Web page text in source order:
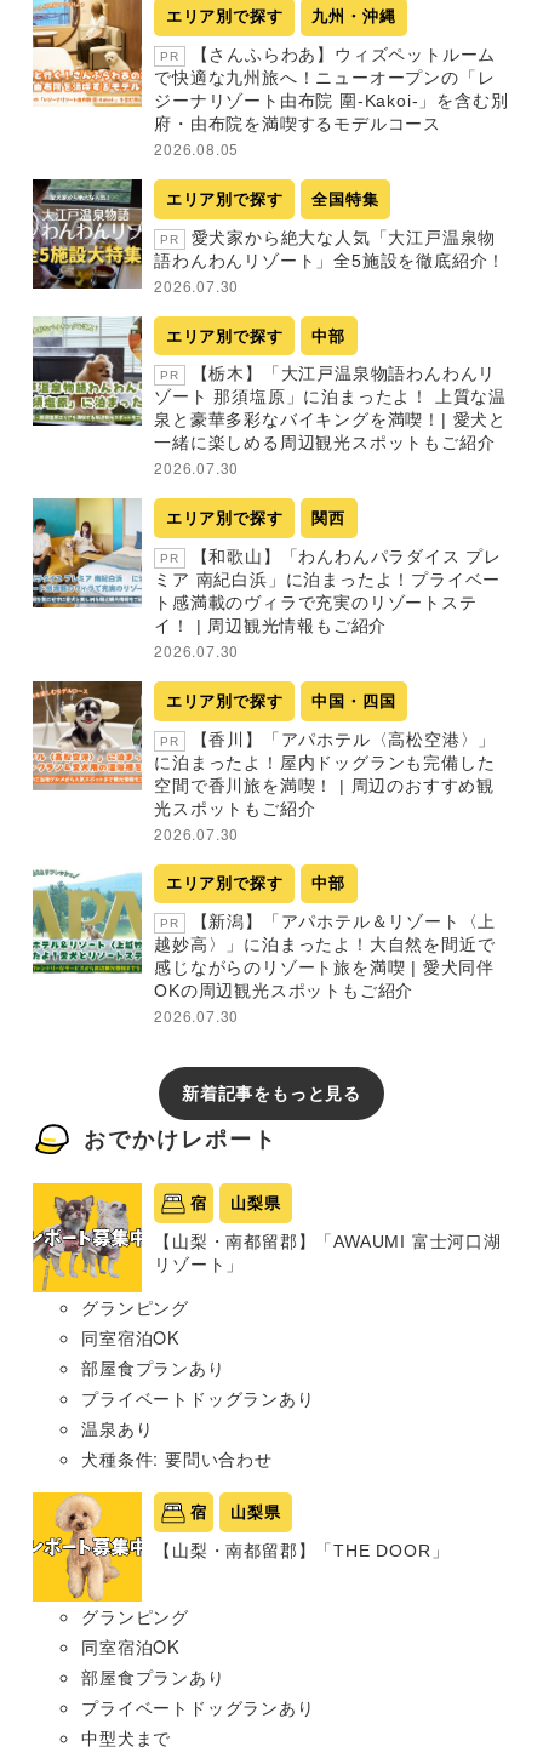
エリア別で探す 九州・沖縄
PR
【さんふらわあ】ウィズペットルーム
で快適な九州旅へ！ニューオープンの「レ
ジーナリゾート由布院 圍-Kakoi-」を含む別
府・由布院を満喫するモデルコース
2026.08.05
エリア別で探す 全国特集
PR
愛犬家から絶大な人気「大江戸温泉物
語わんわんリゾート」全5施設を徹底紹介！
2026.07.30
エリア別で探す 中部
PR
【栃木】「大江戸温泉物語わんわんリ
ゾート 那須塩原」に泊まったよ！ 上質な温
泉と豪華多彩なバイキングを満喫！| 愛犬と
一緒に楽しめる周辺観光スポットもご紹介
2026.07.30
エリア別で探す 関西
PR
【和歌山】「わんわんパラダイス プレ
ミア 南紀白浜」に泊まったよ！プライベー
ト感満載のヴィラで充実のリゾートステ
イ！ | 周辺観光情報もご紹介
2026.07.30
エリア別で探す 中国・四国
PR
【香川】「アパホテル〈高松空港〉」
に泊まったよ！屋内ドッグランも完備した
空間で香川旅を満喫！ | 周辺のおすすめ観
光スポットもご紹介
2026.07.30
エリア別で探す 中部
PR
【新潟】「アパホテル＆リゾート〈上
越妙高〉」に泊まったよ！大自然を間近で
感じながらのリゾート旅を満喫 | 愛犬同伴
OKの周辺観光スポットもご紹介
2026.07.30
新着記事をもっと見る
おでかけレポート
宿 山梨県
【山梨・南都留郡】「AWAUMI 富士河口湖
リゾート」
グランピング
同室宿泊OK
部屋食プランあり
プライベートドッグランあり
温泉あり
犬種条件: 要問い合わせ
宿 山梨県
【山梨・南都留郡】「THE DOOR」
グランピング
同室宿泊OK
部屋食プランあり
プライベートドッグランあり
中型犬まで